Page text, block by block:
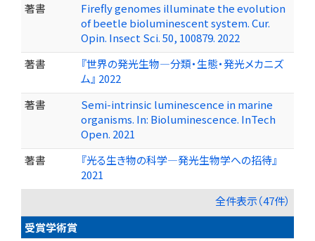
著書
Firefly genomes illuminate the evolution
of beetle bioluminescent system. Cur.
Opin. Insect Sci. 50, 100879. 2022
著書
『世界の発光生物―分類・生態・発光メカニズ
ム』 2022
著書
Semi-intrinsic luminescence in marine
organisms. In: Bioluminescence. InTech
Open. 2021
著書
『光る生き物の科学―発光生物学への招待』
2021
全件表示（47件）
受賞学術賞